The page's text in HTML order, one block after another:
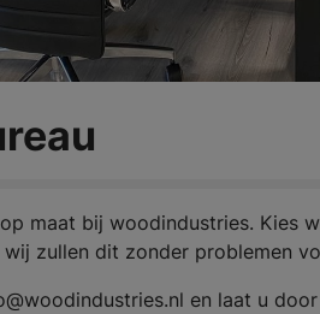
maat bij woodindustries. Kies
zullen dit zonder problemen
en laat u